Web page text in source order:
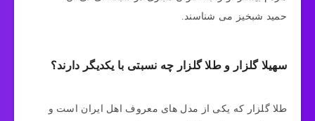
حمید شبخیز می شناسند.
سهیلا گلزار و طلا گلزار چه نسبتی با یکدیگر دارند؟
طلا گلزار که یکی از مدل های معروف اهل ایران است و